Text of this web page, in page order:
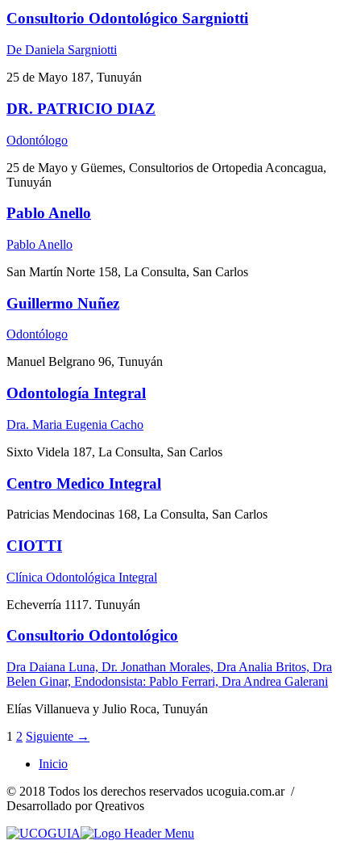
Consultorio Odontológico Sargniotti
De Daniela Sargniotti
25 de Mayo 187, Tunuyán
DR. PATRICIO DIAZ
Odontólogo
25 de Mayo y Güemes, Consultorios de Ortopedia Aconcagua,
Tunuyán
Pablo Anello
Pablo Anello
San Martín Norte 158, La Consulta, San Carlos
Guillermo Nuñez
Odontólogo
Manuel Belgrano 96, Tunuyán
Odontología Integral
Dra. Maria Eugenia Cacho
Sixto Videla 187, La Consulta, San Carlos
Centro Medico Integral
Patricias Mendocinas 168, La Consulta, San Carlos
CIOTTI
Clínica Odontológica Integral
Echeverría 1117. Tunuyán
Consultorio Odontológico
Dra Daiana Luna, Dr. Jonathan Morales, Dra Analia Britos, Dra
Belen Ginar, Endodonsista: Pablo Ferrari, Dra Andrea Galerani
Elías Villanueva y Julio Roca, Tunuyán
1 2 Siguiente →
Inicio
© 2018 Todos los derechos reservados ucoguia.com.ar /
Desarrollado por Qreativos